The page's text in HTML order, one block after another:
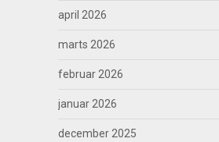
april 2026
marts 2026
februar 2026
januar 2026
december 2025